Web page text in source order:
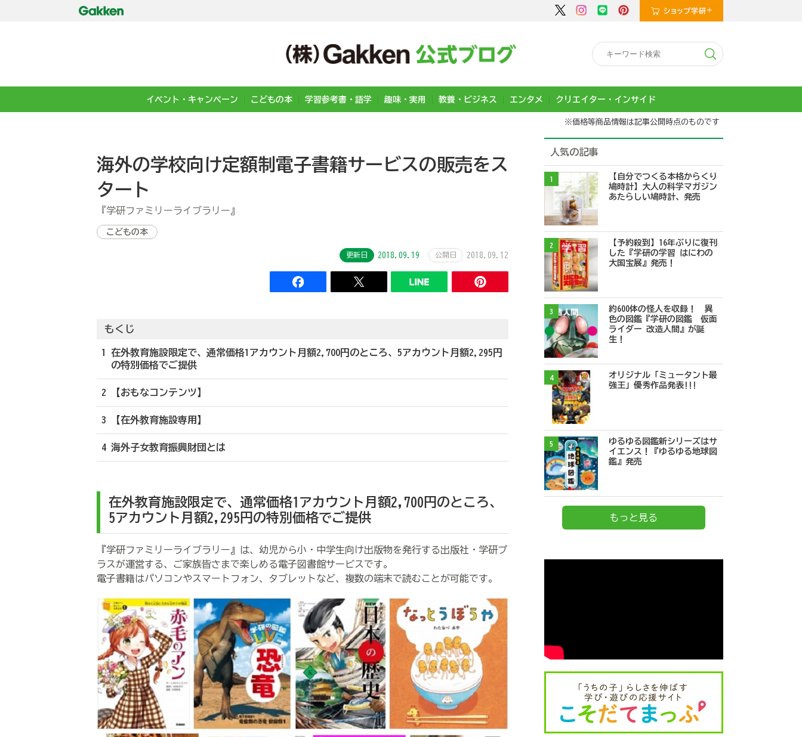
イベント・キャンペーン こどもの本 学習参考書・語学 趣味・実用 教養・ビジネス エンタメ クリエイター・インサイド
※価格等商品情報は記事公開時点のものです
海外の学校向け定額制電子書籍サービスの販売をス
タート
『学研ファミリーライブラリー』
こどもの本
更新日 2018.09.19 公開日 2018.09.12
もくじ
1 在外教育施設限定で、通常価格1アカウント月額2,700円のところ、5アカウント月額2,295円
の特別価格でご提供
2 【おもなコンテンツ】
3 【在外教育施設専用】
4 海外子女教育振興財団とは
在外教育施設限定で、通常価格1アカウント月額2,700円のところ、
5アカウント月額2,295円の特別価格でご提供
『学研ファミリーライブラリー』は、幼児から小・中学生向け出版物を発行する出版社・学研プ
ラスが運営する、ご家族皆さまで楽しめる電子図書館サービスです。
電子書籍はパソコンやスマートフォン、タブレットなど、複数の端末で読むことが可能です。
人気の記事
1
【自分でつくる本格からくり
鳩時計】大人の科学マガジン
あたらしい鳩時計、発売
2
【予約殺到】16年ぶりに復刊
した『学研の学習 はにわの
大国宝展』発売！
3
約600体の怪人を収録！ 異
色の図鑑『学研の図鑑 仮面
ライダー 改造人間』が誕
生！
4
オリジナル「ミュータント最
強王」優秀作品発表!!!
5
ゆるゆる図鑑新シリーズはサ
イエンス！『ゆるゆる地球図
鑑』発売
もっと見る